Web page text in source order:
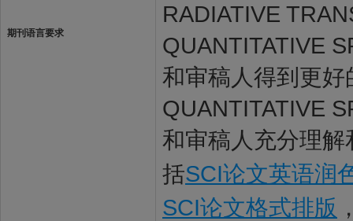
期刊语言要求
RADIATIVE
QUANTITATIVE
和审稿人得到更
QUANTITATIVE
和审稿人充分理
括SCI论文英语润
SCI论文格式排版